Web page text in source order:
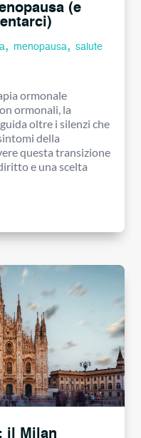
(e
, menopausa,salute
ormonale
ormonali, la
oltre i silenzi che
della
questa transizione
e una scelta
il Milan